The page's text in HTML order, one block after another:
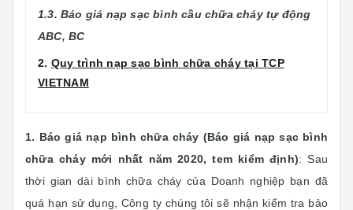
1.3. Báo giá nạp sạc bình cầu chữa cháy tự động
ABC, BC
2. Quy trình nạp sạc bình chữa cháy tại TCP
VIETNAM
1. Báo giá nạp bình chữa cháy (Báo giá nạp sạc bình
chữa cháy mới nhất năm 2020, tem kiểm định): Sau
thời gian dài bình chữa cháy của Doanh nghiệp bạn đã
quá hạn sử dụng, Công ty chúng tôi sẽ nhận kiểm tra bảo